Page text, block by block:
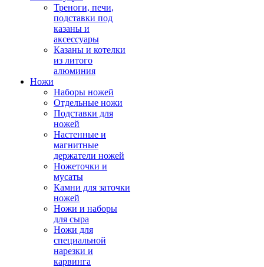
Треноги, печи,
подставки под
казаны и
аксессуары
Казаны и котелки
из литого
алюминия
Ножи
Наборы ножей
Отдельные ножи
Подставки для
ножей
Настенные и
магнитные
держатели ножей
Ножеточки и
мусаты
Камни для заточки
ножей
Ножи и наборы
для сыра
Ножи для
специальной
нарезки и
карвинга